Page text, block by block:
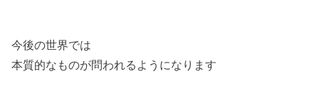
今後の世界では
本質的なものが問われるようになります